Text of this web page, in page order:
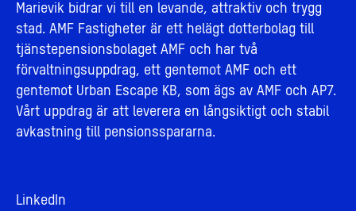
Marievik bidrar vi till en levande, attraktiv och trygg
stad. AMF Fastigheter är ett helägt dotterbolag till
tjänstepensionsbolaget AMF och har två
förvaltningsuppdrag, ett gentemot AMF och ett
gentemot Urban Escape KB, som ägs av AMF och AP7.
Vårt uppdrag är att leverera en långsiktigt och stabil
avkastning till pensionsspararna.
LinkedIn